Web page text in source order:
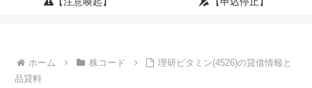
ホーム 株コード
理研ビタミン(4526)の貸借情報と
品貸料